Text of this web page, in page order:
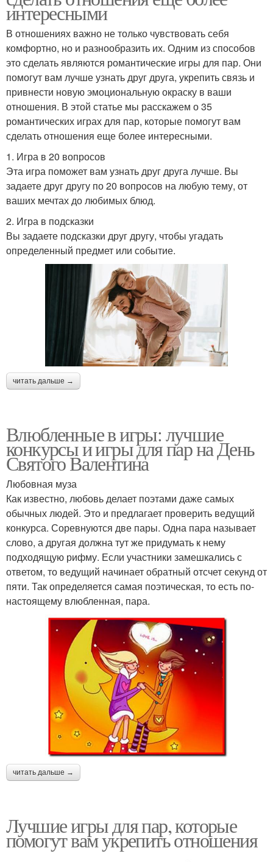
интересными
В отношениях важно не только чувствовать себя
комфортно, но и разнообразить их. Одним из способов
это сделать являются романтические игры для пар. Они
помогут вам лучше узнать друг друга, укрепить связь и
привнести новую эмоциональную окраску в ваши
отношения. В этой статье мы расскажем о 35
романтических играх для пар, которые помогут вам
сделать отношения еще более интересными.
1. Игра в 20 вопросов
Эта игра поможет вам узнать друг друга лучше. Вы
задаете друг другу по 20 вопросов на любую тему, от
ваших мечтах до любимых блюд.
2. Игра в подсказки
Вы задаете подсказки друг другу, чтобы угадать
определенный предмет или событие.
читать дальше →
Влюбленные в игры: лучшие
конкурсы и игры для пар на День
Святого Валентина
Любовная муза
Как известно, любовь делает поэтами даже самых
обычных людей. Это и предлагает проверить ведущий
конкурса. Соревнуются две пары. Одна пара называет
слово, а другая должна тут же придумать к нему
подходящую рифму. Если участники замешкались с
ответом, то ведущий начинает обратный отсчет секунд от
пяти. Так определяется самая поэтическая, то есть по-
настоящему влюбленная, пара.
читать дальше →
Лучшие игры для пар, которые
помогут вам укрепить отношения